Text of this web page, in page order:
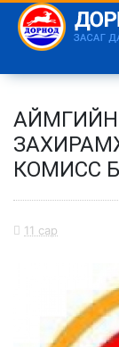
АЙМГИЙН
КОМИСС
11 сар